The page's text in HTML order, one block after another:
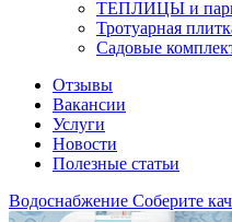
ТЕПЛИЦЫ и
Тротуарная
Садовые
Отзывы
Вакансии
Услуги
Новости
Полезные статьи
Водоснабжение Соберите